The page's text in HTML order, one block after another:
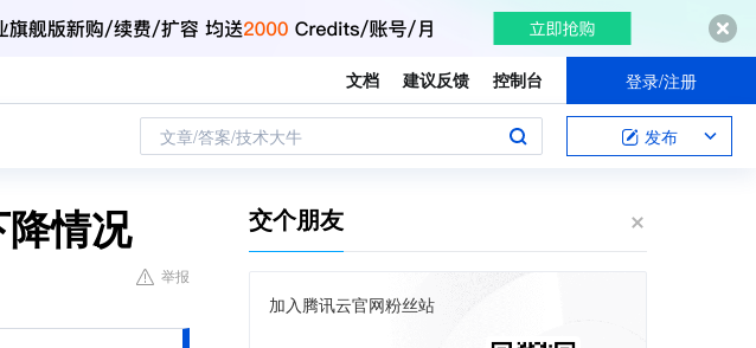
文档 建议反馈 控制台 登录/注册
文章/答案/技术大牛 发布
情况
举报
交个朋友
加入腾讯云官网粉丝站